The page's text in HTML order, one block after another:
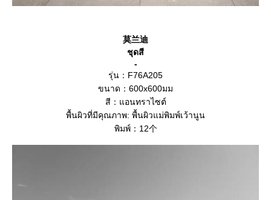
莫兰迪
ชุดสี
-
รุ่น：F76A205
ขนาด：600x600มม
สี：แอนทราไซต์
พื้นผิวที่มีคุณภาพ: พื้นผิวแม่พิมพ์เว้านูน
พิมพ์：12个